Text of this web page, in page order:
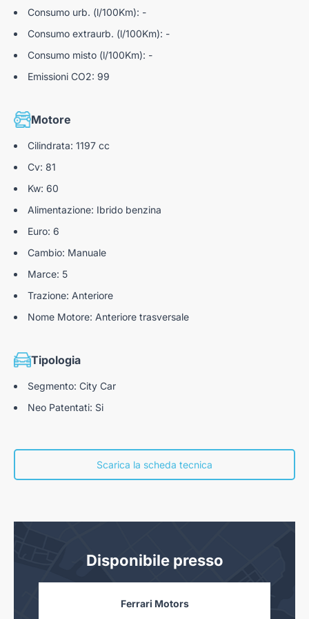
Sensori Di Parcheggio Posteriori
Consumo urb. (l/100Km): -
Consumo extraurb. (l/100Km): -
Consumo misto (l/100Km): -
Emissioni CO2: 99
Motore
Cilindrata: 1197 cc
Cv: 81
Kw: 60
Alimentazione: Ibrido benzina
Euro: 6
Cambio: Manuale
Marce: 5
Trazione: Anteriore
Nome Motore: Anteriore trasversale
Tipologia
Segmento: City Car
Neo Patentati: Si
Scarica la scheda tecnica
Disponibile presso
Ferrari Motors